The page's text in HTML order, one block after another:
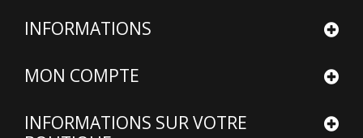
INFORMATIONS
MON COMPTE
INFORMATIONS SUR VOTRE